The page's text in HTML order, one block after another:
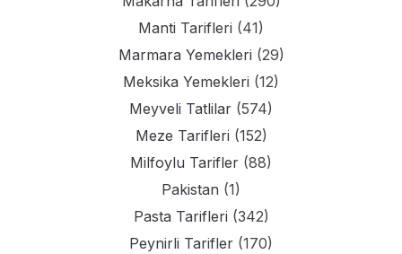
Manti Tarifleri (41)
Marmara Yemekleri (29)
Meksika Yemekleri (12)
Meyveli Tatlilar (574)
Meze Tarifleri (152)
Milfoylu Tarifler (88)
Pakistan (1)
Pasta Tarifleri (342)
Peynirli Tarifler (170)